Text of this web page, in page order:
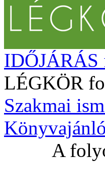
LÉGKÖR
Szakmai
Könyvajánló
A